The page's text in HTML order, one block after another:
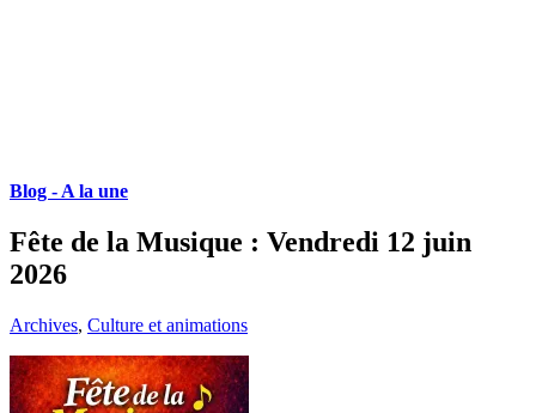
Blog - A la une
Fête de la Musique : Vendredi 12 juin
2026
Archives, Culture et animations